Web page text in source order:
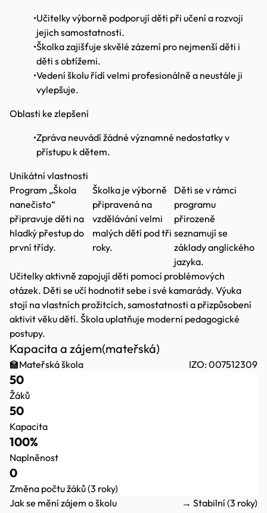
•Učitelky výborně podporují děti při učení a rozvoji
jejich samostatnosti.
•Školka zajišťuje skvělé zázemí pro nejmenší děti i
děti s obtížemi.
•Vedení školu řídí velmi profesionálně a neustále ji
vylepšuje.
Oblasti ke zlepšení
•Zpráva neuvádí žádné významné nedostatky v
přístupu k dětem.
Unikátní vlastnosti
Program „Škola
nanečisto“
připravuje děti na
hladký přestup do
první třídy.
Školka je výborně
připravená na
vzdělávání velmi
malých dětí pod tři
roky.
Děti se v rámci
programu
přirozeně
seznamují se
základy anglického
jazyka.
Učitelky aktivně zapojují děti pomocí problémových
otázek. Děti se učí hodnotit sebe i své kamarády. Výuka
stojí na vlastních prožitcích, samostatnosti a přizpůsobení
aktivit věku dětí. Škola uplatňuje moderní pedagogické
postupy.
Kapacita a zájem(mateřská)
🏫Mateřská škola IZO: 007512309
50
Žáků
50
Kapacita
100%
Naplněnost
0
Změna počtu žáků (3 roky)
Jak se mění zájem o školu
→ Stabilní (3 roky)